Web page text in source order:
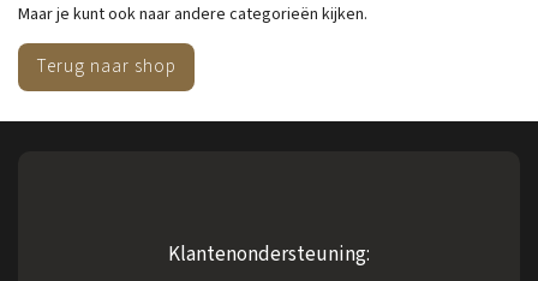
Maar je kunt ook naar andere categorieën kijken.
Terug naar shop
Klantenondersteuning: